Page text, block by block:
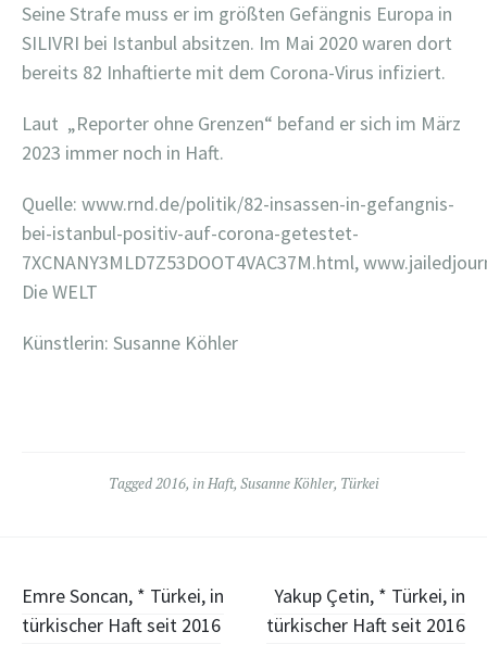
Seine Strafe muss er im größten Gefängnis Europa in
SILIVRI bei Istanbul absitzen. Im Mai 2020 waren dort
bereits 82 Inhaftierte mit dem Corona-Virus infiziert.
Laut „Reporter ohne Grenzen“ befand er sich im März
2023 immer noch in Haft.
Quelle: www.rnd.de/politik/82-insassen-in-gefangnis-
bei-istanbul-positiv-auf-corona-getestet-
7XCNANY3MLD7Z53DOOT4VAC37M.html,
Die WELT
Künstlerin: Susanne Köhler
Tagged2016, in Haft, Susanne Köhler, Türkei
Post
navigation
Emre Soncan, * Türkei, in
türkischer Haft seit 2016
Yakup Çetin, * Türkei, in
türkischer Haft seit 2016